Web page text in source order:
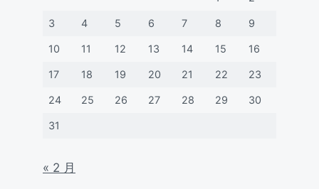
3 4 5 6 7 8 9
10 11 12 13 14 15 16
17 18 19 20 21 22 23
24 25 26 27 28 29 30
31
« 2 月